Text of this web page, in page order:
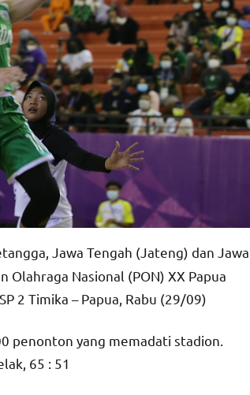
Jawa Tengah (Jateng) dan Jawa
Nasional (PON) XX Papua
2 Timika – Papua, Rabu (29/09)
penonton yang memadati stadion.
65 : 51